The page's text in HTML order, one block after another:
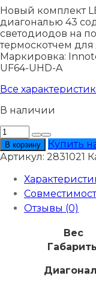
Новый комплект
диагональю 43
светодиодов на
термоскотчем
Маркировка:
UF64-UHD-A
Все
В наличии
Количество
товара
Подсветка
LG
43LW342C
В корзину
Купить
Артикул: 2831021
Отзывы (0)
Вес